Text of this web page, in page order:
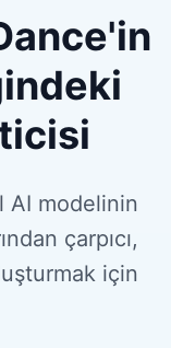
AI modelinin
çarpıcı,
için